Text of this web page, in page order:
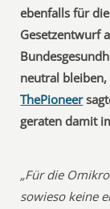
ebenfalls für
Gesetzentwurf
neutral
ThePioneer
geraten damit
„Für die
sowieso keine